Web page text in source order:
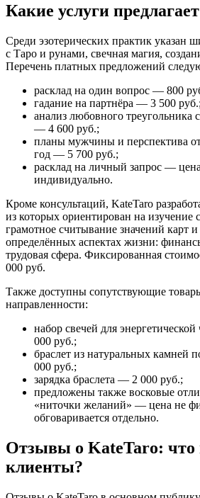
Какие услуги
Среди эзотерических практик указан
с Таро и рунами, свечная магия,
Перечень платных предложений
расклад на один вопрос — 800
гадание на партнёра — 3 500 руб.;
анализ любовного треугольника
— 4 600 руб.;
планы мужчины и перспектива
год — 5 700 руб.;
расклад на личный запрос —
индивидуально.
Кроме консультаций, KateTaro
из которых ориентирован на изучение
грамотное считывание значений карт
определённых аспектах жизни:
трудовая сфера. Фиксированная
000 руб.
Также доступны сопутствующие
направленности:
набор свечей для
000 руб.;
браслет из натуральных камней
000 руб.;
зарядка браслета — 2 000 руб.;
предложены также восковые
«ниточки желаний» — цена не
обговаривается отдельно.
Отзывы о KateTaro: что
клиенты?